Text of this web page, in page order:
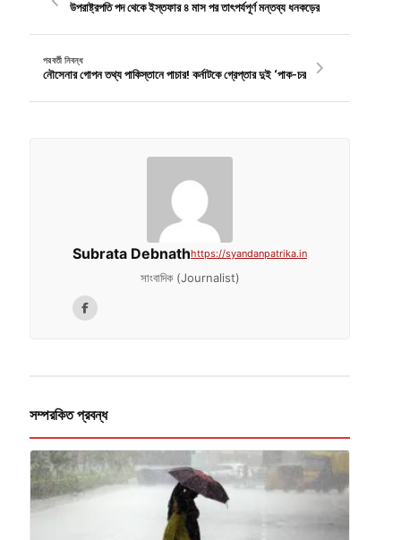
উপরাষ্ট্রপতি পদ থেকে ইস্তফার ৪ মাস পর তাৎপর্যপূর্ণ মন্তব্য ধনকড়ের
পরবর্তী নিবন্ধ
নৌসেনার গোপন তথ্য পাকিস্তানে পাচার! কর্নাটকে গ্রেপ্তার দুই ‘পাক-চর
Subrata Debnathhttps://syandanpatrika.in
সাংবাদিক (Journalist)
সম্পরকিত প্রবন্ধ